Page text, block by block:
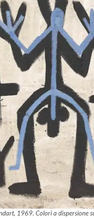
1969. Colori a dispersione